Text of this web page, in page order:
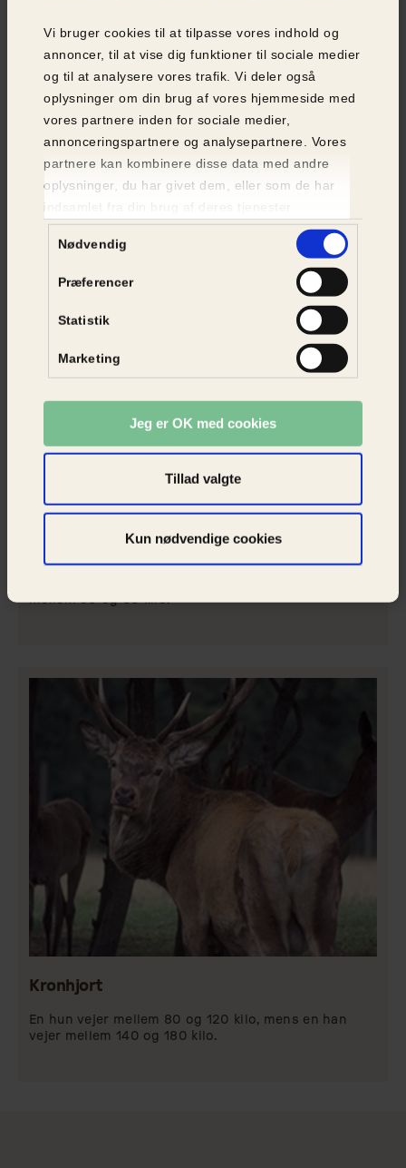
Vi bruger cookies til at tilpasse vores indhold og
annoncer, til at vise dig funktioner til sociale medier
og til at analysere vores trafik. Vi deler også
oplysninger om din brug af vores hjemmeside med
vores partnere inden for sociale medier,
annonceringspartnere og analysepartnere. Vores
partnere kan kombinere disse data med andre
oplysninger, du har givet dem, eller som de har
Nødvendig
Præferencer
Statistik
Marketing
Jeg er OK med cookies
Tillad valgte
Kun nødvendige cookies
En hun vejer mellem 30 og 50 kilo, mens en han
vejer mellem 60 og 100 kilo.
mellem 50 og 80 kilo.
Kronhjort
En hun vejer mellem 80 og 120 kilo, mens en han
vejer mellem 140 og 180 kilo.